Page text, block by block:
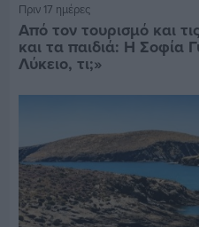
Πριν 17 ημέρες
Από τον τουρισμό και
και τα παιδιά: Η Σοφία
Λύκειο, τι;»